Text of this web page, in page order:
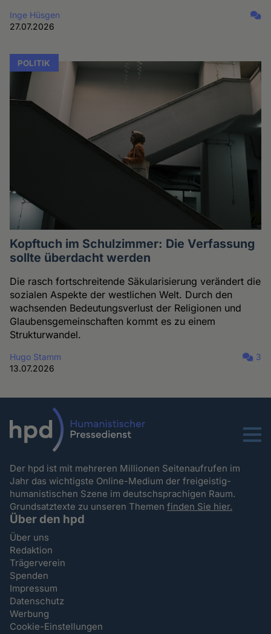
Inge Hüsgen
27.07.2026
POLITIK
Kopftuch im Schulzimmer: Die Verfassung
sollte überdacht werden
Die rasch fortschreitende Säkularisierung verändert die
sozialen Aspekte der westlichen Welt. Durch den
wachsenden Bedeutungsverlust der Religionen und
Glaubensgemeinschaften kommt es zu einem
Strukturwandel.
Hugo Stamm
13.07.2026
3
Menu
Der hpd ist mit mehreren Millionen Seitenaufrufen im
Jahr das wichtigste Online-Medium der freigeistig-
humanistischen Szene im deutschsprachigen Raum.
Grundsatztexte zu unseren Themenfinden Sie hier.
Über den hpd
Über uns
Redaktion
Trägerverein
Spenden
Impressum
Datenschutz
Werbung
Cookie-Einstellungen